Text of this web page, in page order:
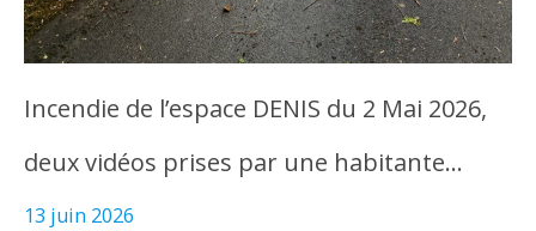
Incendie de l’espace DENIS du 2 Mai 2026,
deux vidéos prises par une habitante…
13 juin 2026